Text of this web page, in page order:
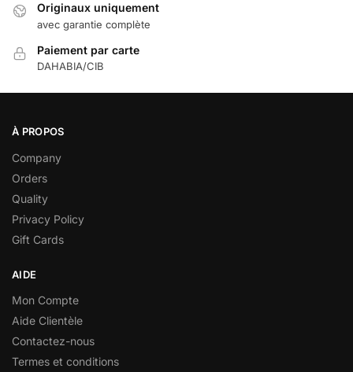
Originaux uniquement
avec garantie complète
Paiement par carte
DAHABIA/CIB
À PROPOS
Company
Orders
Quality
Privacy Policy
Gift Cards
AIDE
Mon Compte
Aide Clientèle
Contactez-nous
Termes et conditions